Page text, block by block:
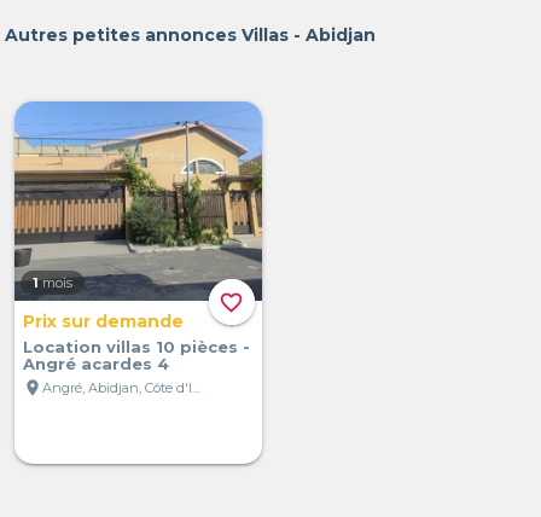
Autres petites annonces Villas - Abidjan
favorite_border
1 mois
Prix sur demande
Location villas 10 pièces -
Angré acardes 4
location_on